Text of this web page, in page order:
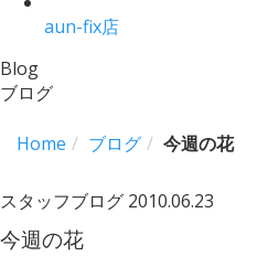
aun-fix店
Blog
ブログ
Home ブログ 今週の花
スタッフブログ 2010.06.23
今週の花